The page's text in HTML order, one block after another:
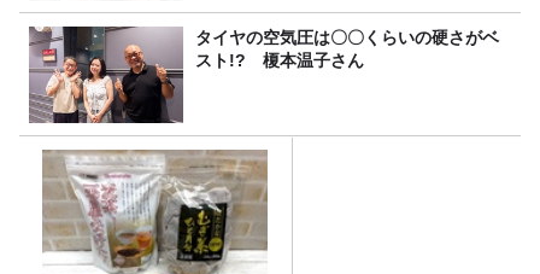
タイヤの空気圧は〇〇くらいの硬さがベ
スト!? 榎本温子さん